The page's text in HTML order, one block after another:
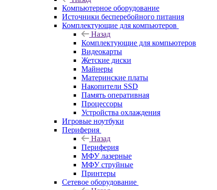
Компьютерное оборудование
Источники бесперебойного питания
Комплектующие для компьютеров
Назад
Комплектующие для компьютеров
Видеокарты
Жетские диски
Майнеры
Материнские платы
Накопители SSD
Память оперативная
Процессоры
Устройства охлаждения
Игровые ноутбуки
Периферия
Назад
Периферия
МФУ лазерные
МФУ струйные
Принтеры
Сетевое оборудование